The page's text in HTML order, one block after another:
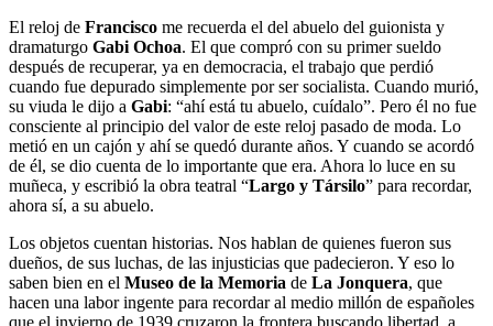
El reloj de Francisco me recuerda el del abuelo del guionista y
dramaturgo Gabi Ochoa. El que compró con su primer sueldo
después de recuperar, ya en democracia, el trabajo que perdió
cuando fue depurado simplemente por ser socialista. Cuando murió,
su viuda le dijo a Gabi: “ahí está tu abuelo, cuídalo”. Pero él no fue
consciente al principio del valor de este reloj pasado de moda. Lo
metió en un cajón y ahí se quedó durante años. Y cuando se acordó
de él, se dio cuenta de lo importante que era. Ahora lo luce en su
muñeca, y escribió la obra teatral “Largo y Társilo” para recordar,
ahora sí, a su abuelo.
Los objetos cuentan historias. Nos hablan de quienes fueron sus
dueños, de sus luchas, de las injusticias que padecieron. Y eso lo
saben bien en el Museo de la Memoria de La Jonquera, que
hacen una labor ingente para recordar al medio millón de españoles
que el invierno de 1939 cruzaron la frontera buscando libertad, a